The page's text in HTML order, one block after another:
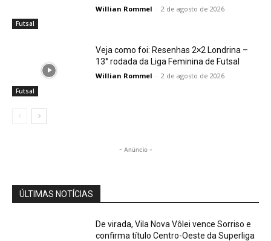
Futsal
Willian Rommel - 2 de agosto de 2026
Futsal
Veja como foi: Resenhas 2×2 Londrina –
13° rodada da Liga Feminina de Futsal
Willian Rommel - 2 de agosto de 2026
- Anúncio -
ÚLTIMAS NOTÍCIAS
De virada, Vila Nova Vôlei vence Sorriso e
confirma título Centro-Oeste da Superliga